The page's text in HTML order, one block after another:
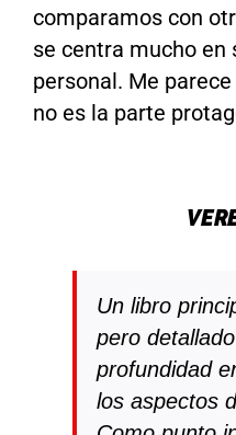
comparamos con
se centra mucho en
personal. Me
no es la parte
Un libro
pero
profundidad
los aspectos